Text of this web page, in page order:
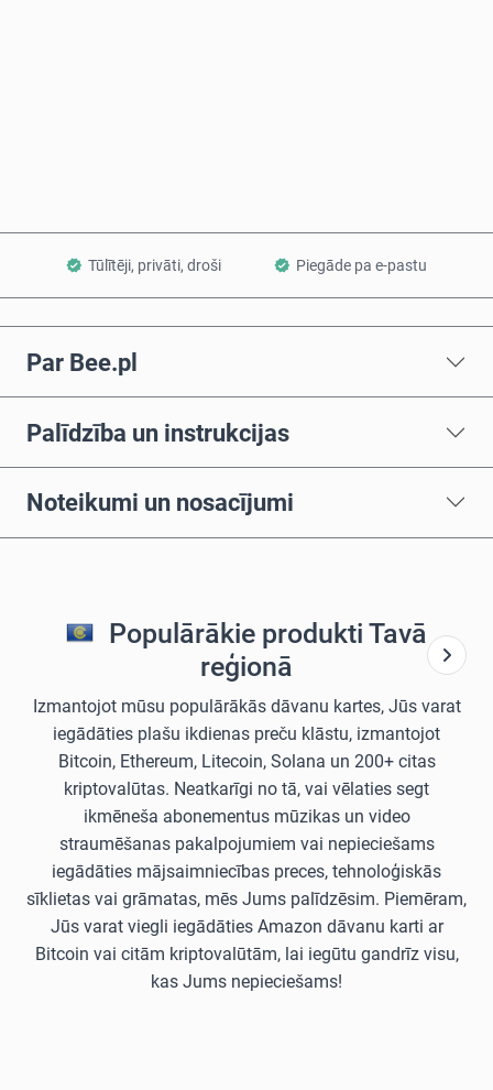
Tūlītēji, privāti, droši Piegāde pa e-pastu
Par Bee.pl
Palīdzība un instrukcijas
Noteikumi un nosacījumi
Populārākie produkti Tavā
reģionā
Izmantojot mūsu populārākās dāvanu kartes, Jūs varat
iegādāties plašu ikdienas preču klāstu, izmantojot
Bitcoin, Ethereum, Litecoin, Solana un 200+ citas
kriptovalūtas. Neatkarīgi no tā, vai vēlaties segt
ikmēneša abonementus mūzikas un video
straumēšanas pakalpojumiem vai nepieciešams
iegādāties mājsaimniecības preces, tehnoloģiskās
sīklietas vai grāmatas, mēs Jums palīdzēsim. Piemēram,
Jūs varat viegli iegādāties Amazon dāvanu karti ar
Bitcoin vai citām kriptovalūtām, lai iegūtu gandrīz visu,
kas Jums nepieciešams!